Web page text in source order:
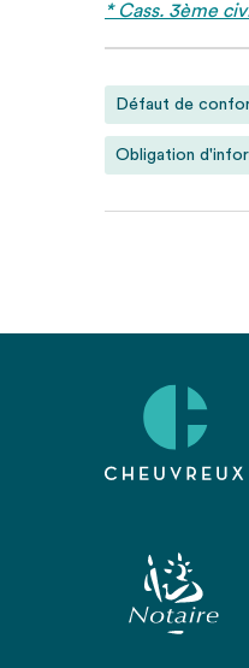
* Cass. 3ème
Défaut de
Obligation